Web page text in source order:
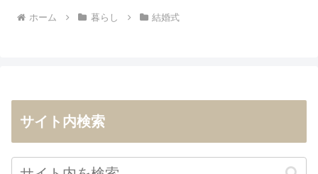
ホーム 暮らし 結婚式
サイト内検索